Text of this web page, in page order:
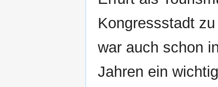
Kongressstadt
war auch schon
Jahren ein